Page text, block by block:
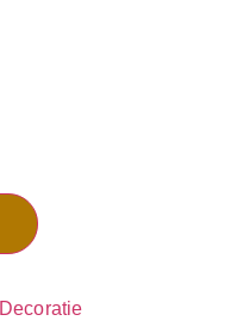
Decoratie